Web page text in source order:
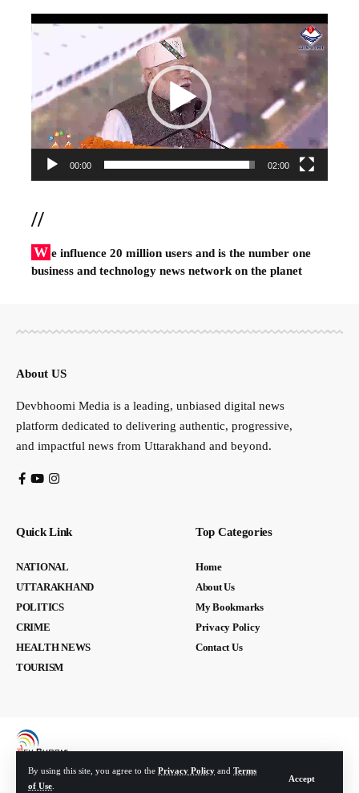
By using this site, you agree to the Privacy Policy and Terms
of Use
Accept
Video
00:00 02:00
//
W e influence 20 million users and is the number one
business and technology news network on the planet
About US
Devbhoomi Media is a leading, unbiased digital news
platform dedicated to delivering authentic, progressive,
and impactful news from Uttarakhand and beyond.
Quick Link
NATIONAL
UTTARAKHAND
POLITICS
CRIME
HEALTH NEWS
TOURISM
Top Categories
Home
About Us
My Bookmarks
Privacy Policy
Contact Us